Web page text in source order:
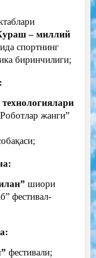
– миллий
спортнинг
биринчилиги;
жанги”
шиори
фестивал-
фестивали;